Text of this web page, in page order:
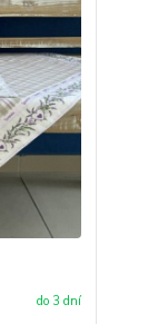
do 3 dní